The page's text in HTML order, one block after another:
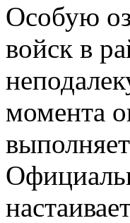
Особую
войск в
момента